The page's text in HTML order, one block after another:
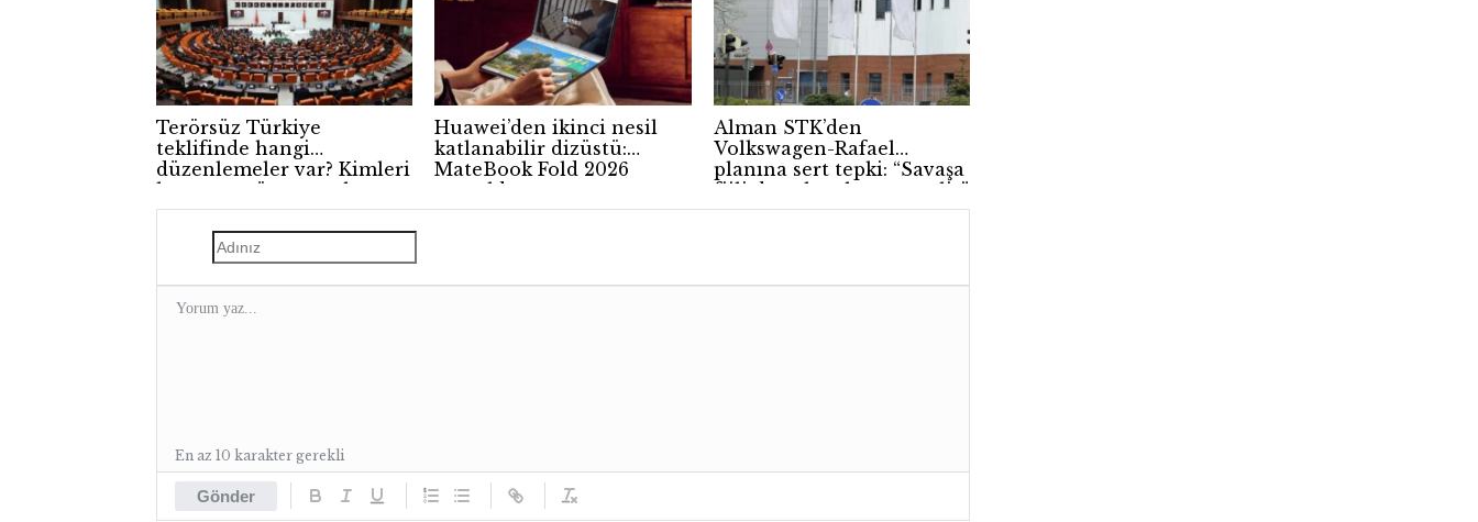
Terörsüz Türkiye
teklifinde hangi
düzenlemeler var? Kimleri
kapsıyor, süreç nasıl
işleyecek?
Huawei’den ikinci nesil
katlanabilir dizüstü:
MateBook Fold 2026
tanıtıldı
Alman STK’den
Volkswagen-Rafael
planına sert tepki: “Savaşa
fiili destek anlamına gelir”
Gönder
En az 10 karakter gerekli